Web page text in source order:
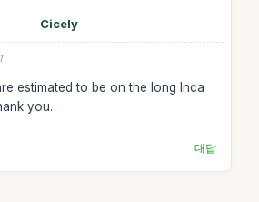
Cicely
estimated to be on the long Inca
you.
대답